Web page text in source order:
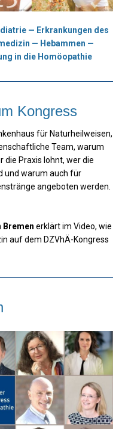
— Erkrankungen des
— Hebammen —
in die Homöopathie
Kongress
für Naturheilweisen,
Team, warum
die Praxis lohnt, wer die
und warum auch für
angeboten werden.
Bremen erklärt im Video, wie
auf dem DZVhÄ-Kongress